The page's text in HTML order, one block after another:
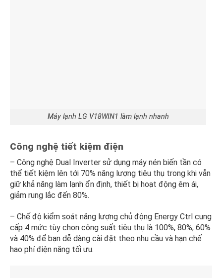
Máy lạnh LG V18WIN1 làm lạnh nhanh
Công nghệ tiết kiệm điện
– Công nghệ Dual Inverter sử dụng máy nén biến tần có
thể tiết kiệm lên tới 70% năng lượng tiêu thụ trong khi vẫn
giữ khả năng làm lạnh ổn định, thiết bị hoạt động êm ái,
giảm rung lắc đến 80%.
– Chế độ kiểm soát năng lượng chủ động Energy Ctrl cung
cấp 4 mức tùy chọn công suất tiêu thụ là 100%, 80%, 60%
và 40% để bạn dễ dàng cài đặt theo nhu cầu và hạn chế
hao phí điện năng tối ưu.